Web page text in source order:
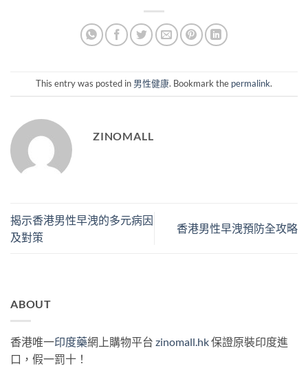
This entry was posted in 男性健康. Bookmark the permalink.
ZINOMALL
揭示香港男性早洩的多元病因
及對策
香港男性早洩預防全攻略
ABOUT
香港唯一印度藥網上購物平台 zinomall.hk保證原裝印度進
口，假一罰十！